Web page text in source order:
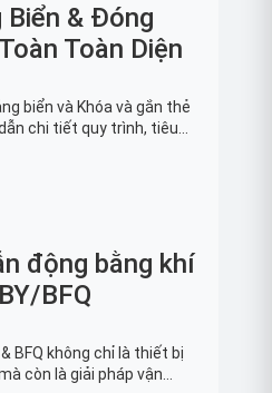
Biển & Đóng
Toàn Diện
biển và Khóa và gắn thẻ
chi tiết quy trình, tiêu
LOTO trong công nghiệp
động bằng khí
BFQ
BFQ không chỉ là thiết bị
còn là giải pháp vận